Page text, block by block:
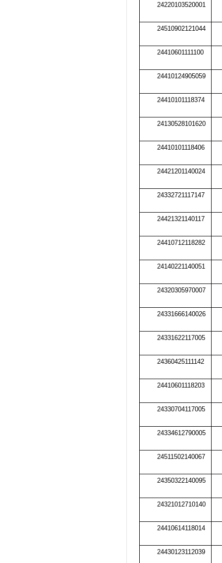
24220103520001
24510902121044
24410601111100
24410124905059
24410101118374
24130528101620
24410101118406
24421201140024
24332721117147
24421321140117
24410712118282
24140221140051
24320305970007
24331666140026
24331622117005
24360425111142
24410601118203
24330704117005
24334612790005
24511502140067
24350322140095
24321012710140
24410614118014
24430123112039